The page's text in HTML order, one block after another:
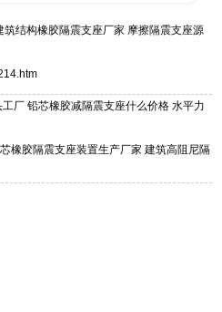
，地址：衡水高新
有多年行业生产经验，国标
供选型、深化、供货、安
址衡水高新区北方工业基地
话：13323182312。
筑结构橡胶隔震支座厂家 摩擦隔震支座源
厂 铅芯橡胶减隔震支座什么价格 水平力
橡胶隔震支座装置生产厂家 建筑高阻尼隔